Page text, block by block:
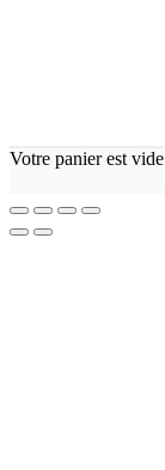
Votre panier est vide